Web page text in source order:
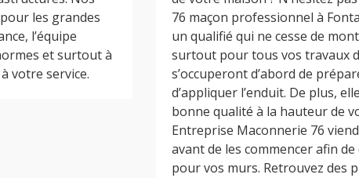
les grandes
l’équipe
et surtout à
votre service.
76 maçon professionnel à
un qualifié qui ne cesse de
surtout pour tous vos travaux
s’occuperont d’abord de
d’appliquer l’enduit. De plus,
bonne qualité à la hauteur de
Entreprise Maconnerie 76
avant de les commencer afin
pour vos murs. Retrouvez des